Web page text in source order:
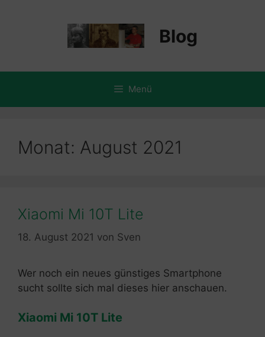
Blog
Menü
Monat: August 2021
Xiaomi Mi 10T Lite
18. August 2021 von Sven
Wer noch ein neues günstiges Smartphone
sucht sollte sich mal dieses hier anschauen.
Xiaomi Mi 10T Lite